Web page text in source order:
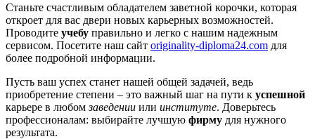
Станьте счастливым обладателем заветной корочки, которая
откроет для вас двери новых карьерных возможностей.
Проводите учебу правильно и легко с нашим надежным
сервисом. Посетите наш сайт originality-diploma24.com для
более подробной информации.
Пусть ваш успех станет нашей общей задачей, ведь
приобретение степени – это важный шаг на пути к успешной
карьере в любомзаведении или институте. Доверьтесь
профессионалам: выбирайте лучшую фирму для нужного
результата.